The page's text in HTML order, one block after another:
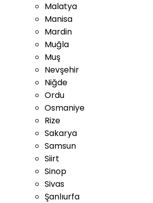
Malatya
Manisa
Mardin
Muğla
Muş
Nevşehir
Niğde
Ordu
Osmaniye
Rize
Sakarya
Samsun
Siirt
Sinop
Sivas
Şanlıurfa